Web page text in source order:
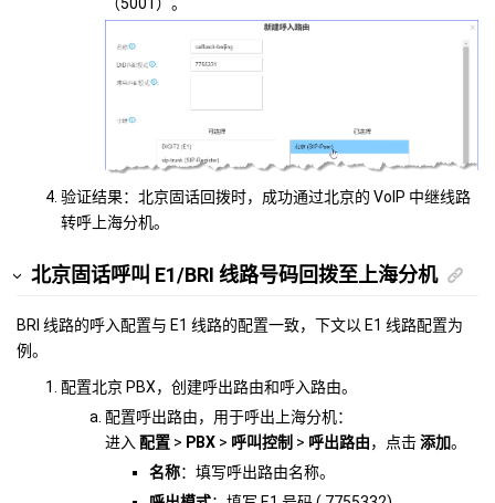
验证结果：北京固话回拨时，成功通过北京的 VoIP 中继线路
转呼上海分机。
北京固话呼叫 E1/BRI 线路号码回拨至上海分机
BRI 线路的呼入配置与 E1 线路的配置一致，下文以 E1 线路配置为
例。
配置北京 PBX，创建呼出路由和呼入路由。
配置呼出路由，用于呼出上海分机：
进入 配置 > PBX > 呼叫控制 > 呼出路由，点击添加。
名称：填写呼出路由名称。